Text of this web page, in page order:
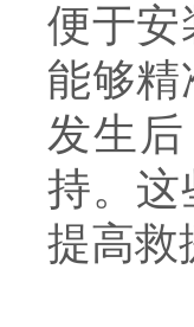
便于安
能够精
发生
持。这
提高救